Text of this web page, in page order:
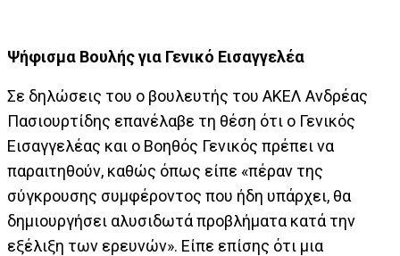
Ψήφισμα Βουλής για Γενικό Εισαγγελέα
Σε δηλώσεις του ο βουλευτής του ΑΚΕΛ Ανδρέας
Πασιουρτίδης επανέλαβε τη θέση ότι ο Γενικός
Εισαγγελέας και ο Βοηθός Γενικός πρέπει να
παραιτηθούν, καθώς όπως είπε «πέραν της
σύγκρουσης συμφέροντος που ήδη υπάρχει, θα
δημιουργήσει αλυσιδωτά προβλήματα κατά την
εξέλιξη των ερευνών». Είπε επίσης ότι μια